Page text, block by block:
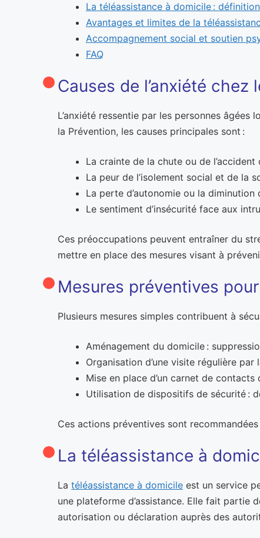
La téléassistance à domicile :
Avantages et limites de la
Accompagnement social et soutien
FAQ
Causes de l’anxiété
L’anxiété ressentie par les personnes
la Prévention, les causes principales sont :
La crainte de la chute ou de l’accident
La peur de l’isolement social et de la
La perte d’autonomie ou la diminution
Le sentiment d’insécurité face aux
Ces préoccupations peuvent entraîner du
mettre en place des mesures visant à
Mesures préventives
Plusieurs mesures simples contribuent à
Aménagement du domicile :
Organisation d’une visite régulière
Mise en place d’un carnet de contacts
Utilisation de dispositifs de sécurité :
Ces actions préventives sont
La téléassistance à
La téléassistance à domicile est un service
une plateforme d’assistance. Elle fait partie
autorisation ou déclaration auprès des